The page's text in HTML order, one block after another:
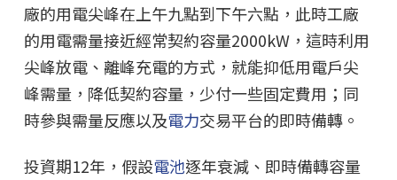
廠的用電尖峰在上午九點到下午六點，此時工廠
的用電需量接近經常契約容量2000kW，這時利用
尖峰放電、離峰充電的方式，就能抑低用電戶尖
峰需量，降低契約容量，少付一些固定費用；同
時參與需量反應以及電力交易平台的即時備轉。
投資期12年，假設電池逐年衰減、即時備轉容量